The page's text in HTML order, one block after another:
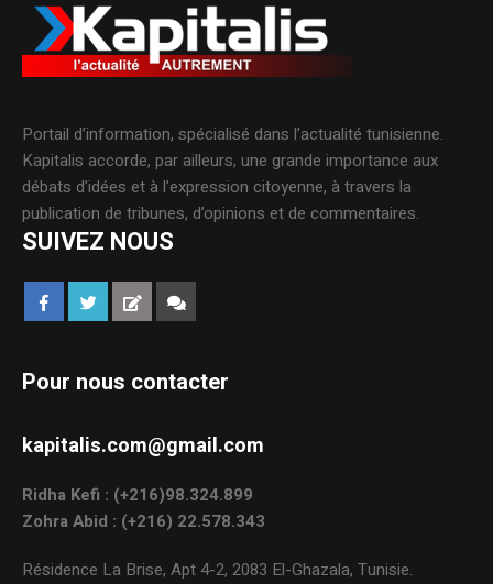
Portail d’information, spécialisé dans l’actualité tunisienne.
Kapitalis accorde, par ailleurs, une grande importance aux
débats d’idées et à l’expression citoyenne, à travers la
publication de tribunes, d’opinions et de commentaires.
SUIVEZ NOUS
Pour nous contacter
kapitalis.com@gmail.com
Ridha Kefi : (+216)98.324.899
Zohra Abid : (+216) 22.578.343
Résidence La Brise, Apt 4-2, 2083 El-Ghazala, Tunisie.